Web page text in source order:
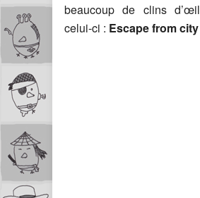
beaucoup de clins
celui-ci : Escape from